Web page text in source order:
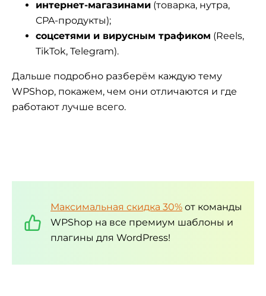
интернет-магазинами (товарка, нутра,
CPA-продукты);
соцсетями и вирусным трафиком (Reels,
TikTok, Telegram).
Дальше подробно разберём каждую тему
WPShop, покажем, чем они отличаются и где
работают лучше всего.
Максимальная скидка 30% от команды
WPShop на все премиум шаблоны и
плагины для WordPress!